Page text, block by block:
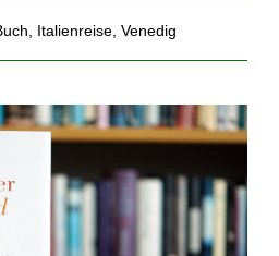
Italienreise, Venedig